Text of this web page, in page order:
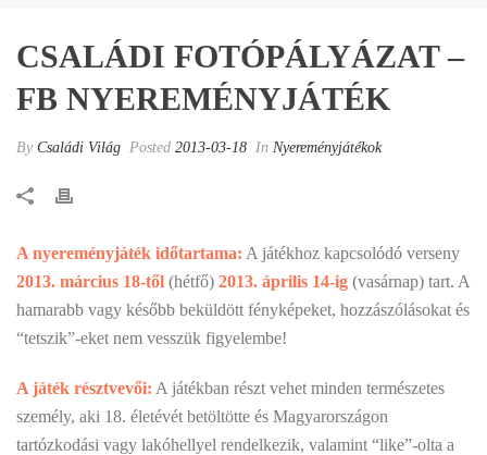
CSALÁDI FOTÓPÁLYÁZAT –
FB NYEREMÉNYJÁTÉK
By Családi Világ Posted 2013-03-18 In Nyereményjátékok
A nyereményjáték időtartama: A játékhoz kapcsolódó verseny
2013. március 18-től (hétfő) 2013. április 14-ig (vasárnap) tart. A
hamarabb vagy később beküldött fényképeket, hozzászólásokat és
“tetszik”-eket nem vesszük figyelembe!
A játék résztvevői: A játékban részt vehet minden természetes
személy, aki 18. életévét betöltötte és Magyarországon
tartózkodási vagy lakóhellyel rendelkezik, valamint “like”-olta a